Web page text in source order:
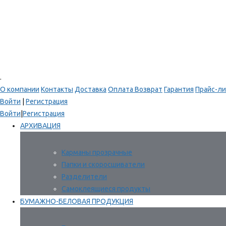
.
О компании Контакты Доставка Оплата Возврат Гарантия Прайс-
Войти
Регистрация
Войти Регистрация
АРХИВАЦИЯ
Карманы прозрачные
Папки и скоросшиватели
Разделители
Самоклеящиеся продукты
БУМАЖНО-БЕЛОВАЯ ПРОДУКЦИЯ